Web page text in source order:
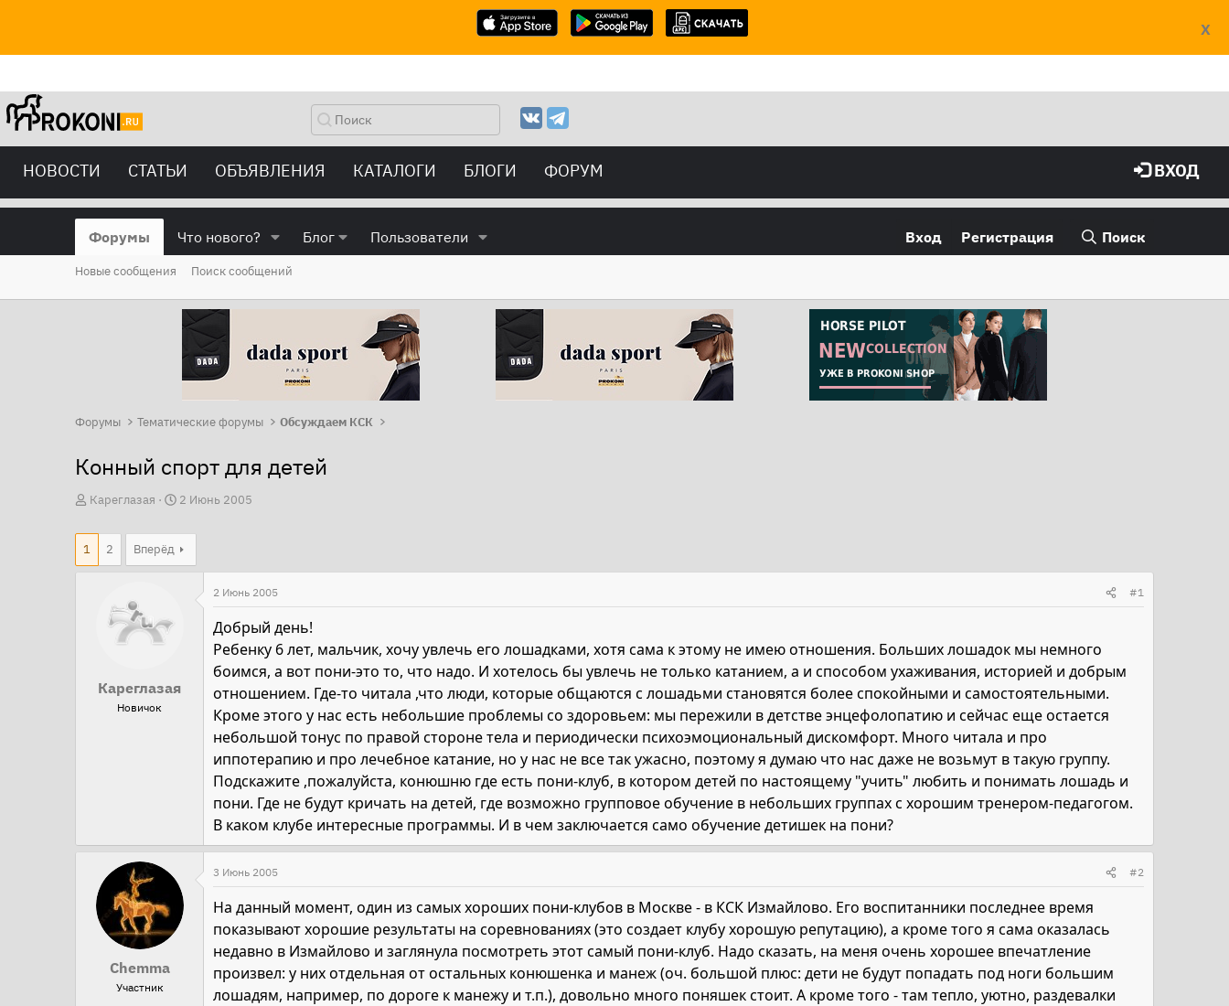
X
НОВОСТИ СТАТЬИ ОБЪЯВЛЕНИЯ КАТАЛОГИ БЛОГИ ФОРУМ ВХОД
Форумы Что нового? Блог Пользователи Вход Регистрация Поиск
Новые сообщения Поиск сообщений
Форумы Тематические форумы Обсуждаем КСК
Конный спорт для детей
А
о
Кареглазая
Д
а
а
2 Июнь 2005
1 2 Вперёд
Кареглазая
Новичок
2 Июнь 2005 #1
Добрый день!
Ребенку 6 лет, мальчик, хочу увлечь его лошадками, хотя сама к этому не имею отношения. Больших лошадок мы немного
боимся, а вот пони-это то, что надо. И хотелось бы увлечь не только катанием, а и способом ухаживания, историей и добрым
отношением. Где-то читала ,что люди, которые общаются с лошадьми становятся более спокойными и самостоятельными.
Кроме этого у нас есть небольшие проблемы со здоровьем: мы пережили в детстве энцефолопатию и сейчас еще остается
небольшой тонус по правой стороне тела и периодически психоэмоциональный дискомфорт. Много читала и про
иппотерапию и про лечебное катание, но у нас не все так ужасно, поэтому я думаю что нас даже не возьмут в такую группу.
Подскажите ,пожалуйста, конюшню где есть пони-клуб, в котором детей по настоящему "учить" любить и понимать лошадь и
пони. Где не будут кричать на детей, где возможно групповое обучение в небольших группах с хорошим тренером-педагогом.
В каком клубе интересные программы. И в чем заключается само обучение детишек на пони?
Chemma
Участник
3 Июнь 2005 #2
На данный момент, один из самых хороших пони-клубов в Москве - в КСК Измайлово. Его воспитанники последнее время
показывают хорошие результаты на соревнованиях (это создает клубу хорошую репутацию), а кроме того я сама оказалась
недавно в Измайлово и заглянула посмотреть этот самый пони-клуб. Надо сказать, на меня очень хорошее впечатление
произвел: у них отдельная от остальных конюшенка и манеж (оч. большой плюс: дети не будут попадать под ноги большим
лошадям, например, по дороге к манежу и т.п.), довольно много поняшек стоит. А кроме того - там тепло, уютно, раздевалки